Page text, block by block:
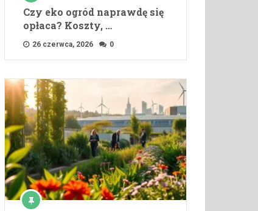
Czy eko ogród naprawdę się
opłaca? Koszty, …
26 czerwca, 2026 0